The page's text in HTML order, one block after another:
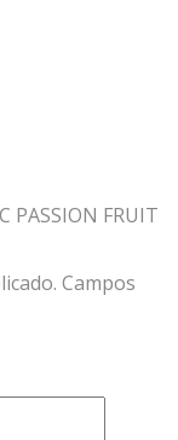
PASSION FRUIT
Campos